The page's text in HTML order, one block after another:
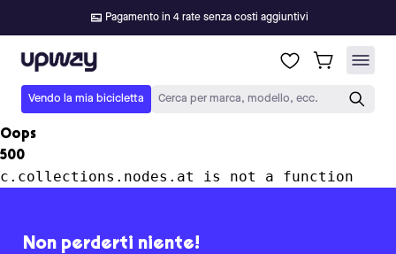
Pagamento in 4 rate senza costi aggiuntivi
Upway
Vendo la mia bicicletta Cerca per marca, modello, ecc.
Oops
500
c.collections.nodes.at is not a function
Non perderti niente!